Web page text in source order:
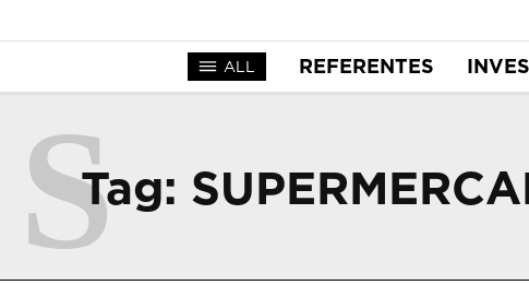
ALL REFERENTES
Tag:
S